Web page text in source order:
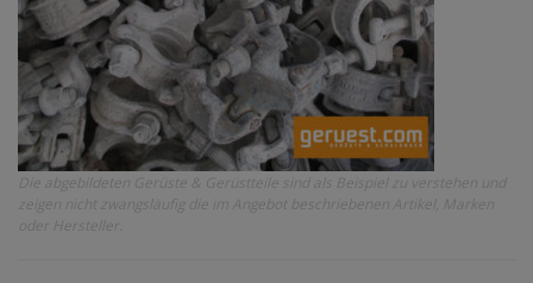
Die abgebildeten Gerüste & Gerüstteile sind als Beispiel zu verstehen und
zeigen nicht zwangsläufig die im Angebot beschriebenen Artikel, Marken
oder Hersteller.